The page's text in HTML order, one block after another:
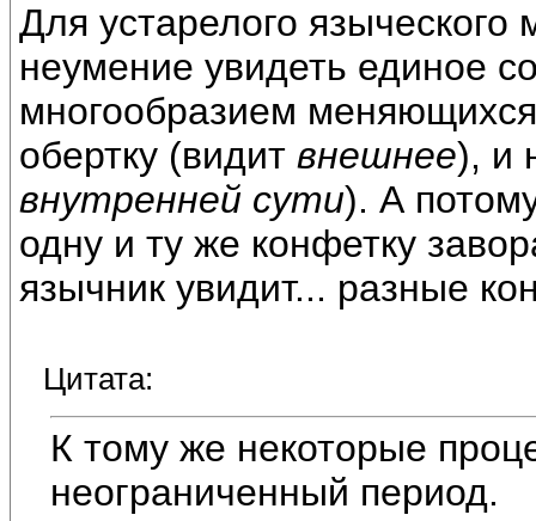
Для устарелого языческого
неумение увидеть единое
многообразием
обертку (видит внешнее), и
внутренней сути). А
одну и ту же конфетку
язычник увидит... разные
Цитата:
К тому же некоторые
неограниченный период.